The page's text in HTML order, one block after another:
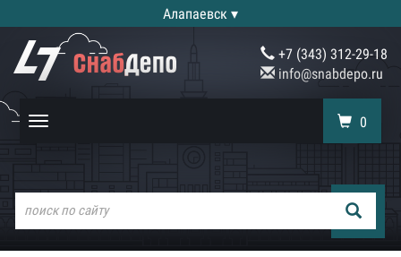
Алапаевск ▾
+7 (343) 312-29-18
info@snabdepo.ru
Toggle
0